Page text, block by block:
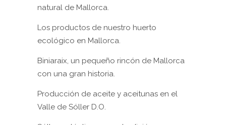
natural de Mallorca.
Los productos de nuestro huerto
ecológico en Mallorca.
Biniaraix, un pequeño rincón de Mallorca
con una gran historia.
Producción de aceite y aceitunas en el
Valle de Sóller D.O.